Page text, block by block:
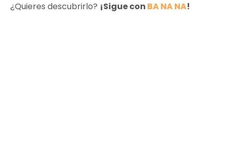
¿Quieres descubrirlo? ¡Sigue con BA NA NA!